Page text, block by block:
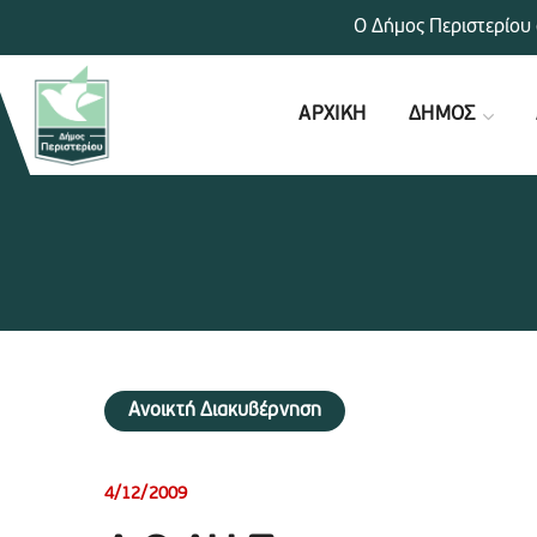
ΑΡΧΙΚΗ ΔΗΜΟΣ
Ανοικτή Διακυβέρνηση
4/12/2009
Ο Δήμος